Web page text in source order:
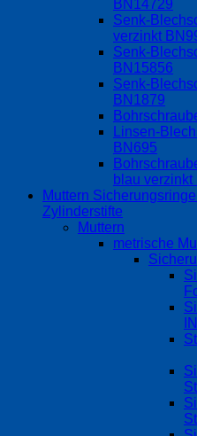
BN14729
Senk-
verzinkt
Senk-
BN15856
Senk-
BN1879
Linsen-
BN695
blau verzinkt
Muttern
Zylinderstifte
Muttern
metrische